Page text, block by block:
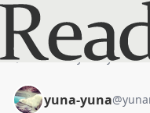
ブ
ホーム
yuna-yuna
yuna-yuna@